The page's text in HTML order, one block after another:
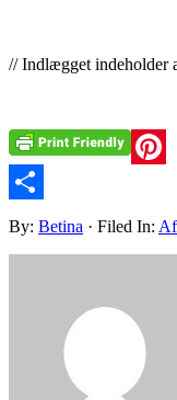
// Indlægget indeholder
Pinterest
Share
By: Betina · Filed In: